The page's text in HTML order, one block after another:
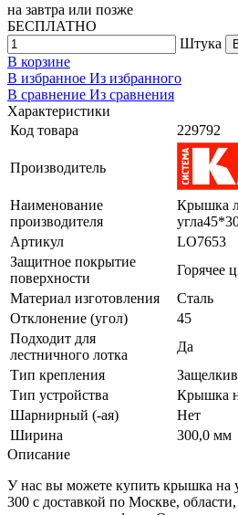
на завтра или позже
БЕСПЛАТНО
Штука
В корзине
В избранное Из избранного
В сравнение Из сравнения
Характеристики
Код товара
229792
Производитель
Наименование
производителя
Крышка
Артикул
LO7653
Защитное покрытие
поверхности
Горячее
Материал изготовления
Сталь
Отклонение (угол)
45
Подходит для
лестничного лотка
Да
Тип крепления
Тип устройства
Крышка
Шарнирный (-ая)
Нет
Ширина
300,0 мм
Описание
У нас вы можете купить крышка
300 с доставкой по Москве,